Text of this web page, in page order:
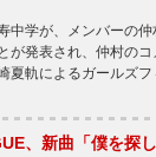
中学が、メンバーの仲
が発表され、仲村の
夏軌によるガールズ
、新曲「僕を探